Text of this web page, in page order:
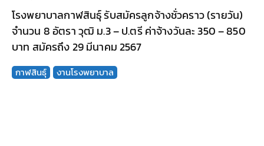
โรงพยาบาลกาฬสินธุ์ รับสมัครลูกจ้างชั่วคราว (รายวัน)
จำนวน 8 อัตรา วุฒิ ม.3 – ป.ตรี ค่าจ้างวันละ 350 – 850
บาท สมัครถึง 29 มีนาคม 2567
กาฬสินธุ์ งานโรงพยาบาล